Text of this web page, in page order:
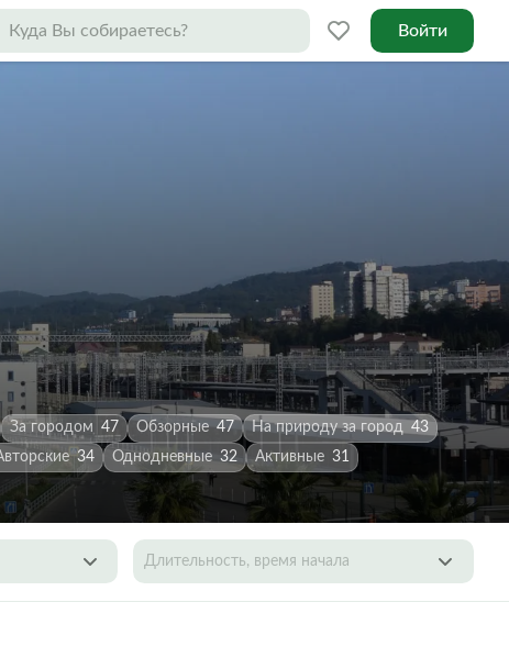
Войти
За городом 47 Обзорные 47 На природу за город 43
34 Однодневные 32 Активные 31
Длительность, время начала